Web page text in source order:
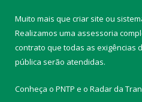
Muito mais que criar site ou
Realizamos uma assessoria
contrato que todas as exigências
pública serão atendidas.
Conheça o PNTP e o Radar da